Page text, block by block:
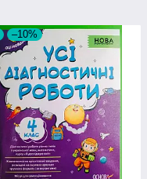
–10%